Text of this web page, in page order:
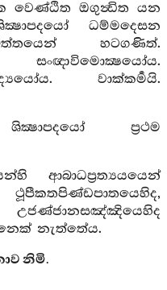
වෙණ්ඨිත ඔගුන්‍ඩිත යන
ධම්මදෙසන
හටගණිත්.
සංඥාවිමොක්‍ෂයෝය.
වාක්කර්‍මයි.
ප්‍රථම
ආබාධප්‍රත්‍යයයෙන්
උජණ්ජානසඤ්ඤියෙහිද
නැත්තේය.
නිමි.